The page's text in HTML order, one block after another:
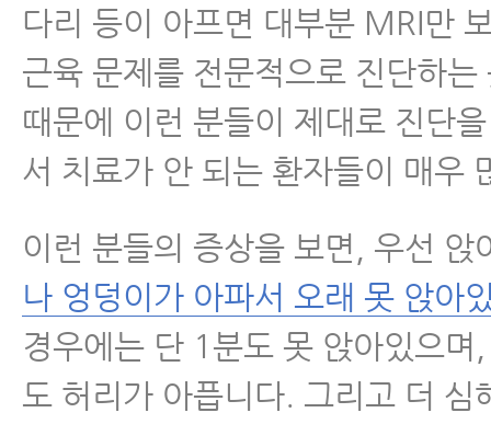
다리 등이 아프면 대부분 MRI만
근육 문제를 전문적으로 진단하는
때문에 이런 분들이 제대로 진단
서 치료가 안 되는 환자들이 매우
이런 분들의 증상을 보면, 우선
나 엉덩이가 아파서 오래 못 앉아
경우에는 단 1분도 못 앉아있으며
도 허리가 아픕니다. 그리고 더 심